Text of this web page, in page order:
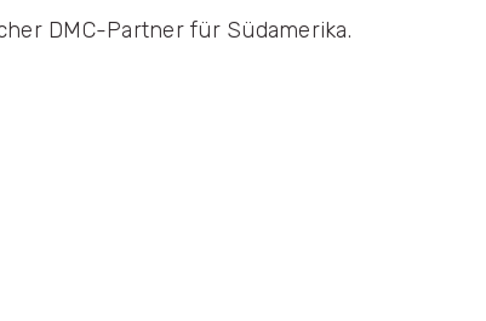
DMC-Partner für Südamerika.